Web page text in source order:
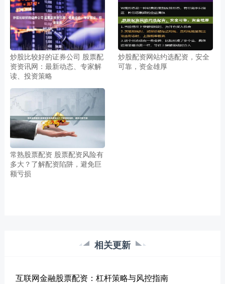
炒股比较好的证券公司 股票配
资资讯网：最新动态、专家解
读、投资策略
炒股配资网站约选配资，安全
可靠，资金雄厚
常熟股票配资 股票配资风险有
多大？了解配资陷阱，避免巨
额亏损
相关更新
互联网金融股票配资：杠杆策略与风控指南